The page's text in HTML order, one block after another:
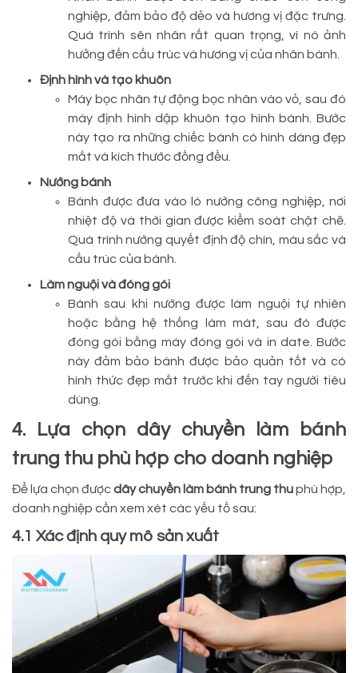
nghiệp, đảm bảo độ dẻo và hương vị đặc trưng.
Quá trình sên nhân rất quan trọng, vì nó ảnh
hưởng đến cấu trúc và hương vị của nhân bánh.
Định hình và tạo khuôn
Máy bọc nhân tự động bọc nhân vào vỏ, sau đó
máy định hình dập khuôn tạo hình bánh. Bước
này tạo ra những chiếc bánh có hình dáng đẹp
mắt và kích thước đồng đều.
Nướng bánh
Bánh được đưa vào lò nướng công nghiệp, nơi
nhiệt độ và thời gian được kiểm soát chặt chẽ.
Quá trình nướng quyết định độ chín, màu sắc và
cấu trúc của bánh.
Làm nguội và đóng gói
Bánh sau khi nướng được làm nguội tự nhiên
hoặc bằng hệ thống làm mát, sau đó được
đóng gói bằng máy đóng gói và in date. Bước
này đảm bảo bánh được bảo quản tốt và có
hình thức đẹp mắt trước khi đến tay người tiêu
dùng.
4. Lựa chọn dây chuyền làm bánh
trung thu phù hợp cho doanh nghiệp
Để lựa chọn đượcdây chuyền làm bánh trung thuphù hợp,
doanh nghiệp cần xem xét các yếu tố sau:
4.1 Xác định quy mô sản xuất